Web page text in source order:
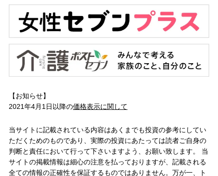
【お知らせ】
2021年4月1日以降の価格表示に関して
当サイトに記載されている内容はあくまでも投資の参考にしてい
ただくためのものであり、実際の投資にあたっては読者ご自身の
判断と責任において行って下さいますよう、お願い致します。 当
サイトの掲載情報は細心の注意を払っておりますが、記載される
全ての情報の正確性を保証するものではありません。万が一、ト